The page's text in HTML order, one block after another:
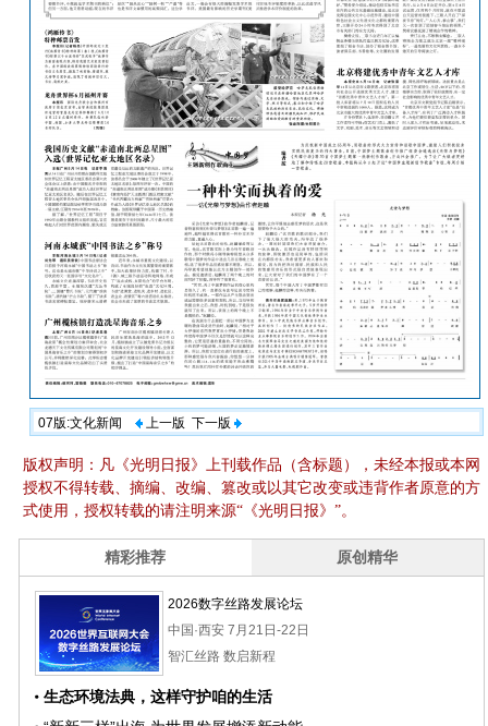
07版:文化新闻 上一版 下一版
版权声明：凡《光明日报》上刊载作品（含标题），未经本报或本网
授权不得转载、摘编、改编、篡改或以其它改变或违背作者原意的方
式使用，授权转载的请注明来源“《光明日报》”。